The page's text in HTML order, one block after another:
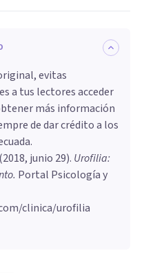
evitas
a tus lectores acceder
más información
de dar crédito a los
2018, junio 29). Urofilia:
. Portal Psicología y
clinica/urofilia